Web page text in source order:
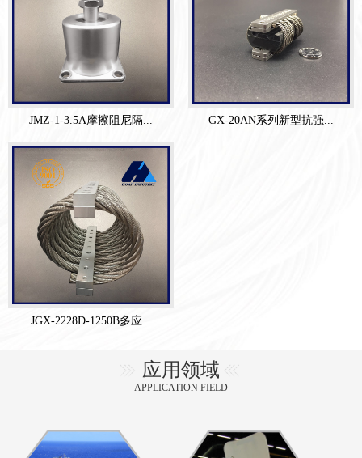
JMZ-1-3.5A摩擦阻尼隔... GX-20AN系列新型抗强...
JGX-2228D-1250B多应...
应用领域
APPLICATION FIELD